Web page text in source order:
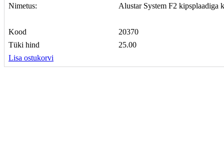
Nimetus: Alustar System F2
Kood
20370
Tüki hind
25.00
Lisa ostukorvi